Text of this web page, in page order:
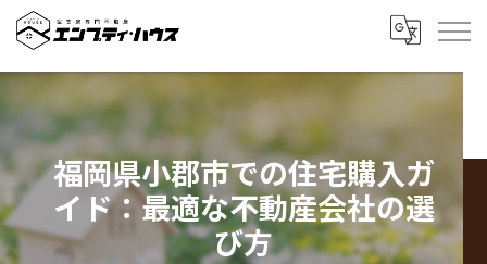
福岡県小郡市での住宅購入ガ
イド：最適な不動産会社の選
び方